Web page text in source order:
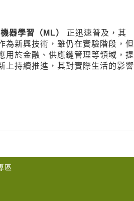
機器學習（ML）
正迅速普及，其
為新興技術，雖仍在實驗階段，但
用於金融、供應鏈管理等領域，提
上持續推進，其對實際生活的影響
區